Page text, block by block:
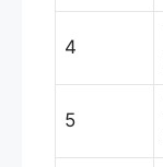
4
5